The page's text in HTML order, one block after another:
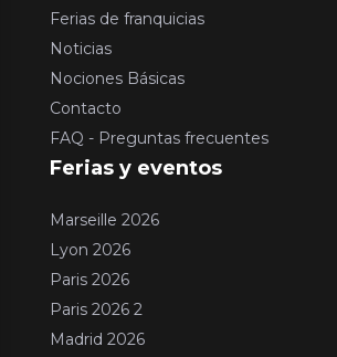
Ferias de franquicias
Noticias
Nociones Básicas
Contacto
FAQ - Preguntas frecuentes
Ferias y eventos
Marseille 2026
Lyon 2026
Paris 2026
Paris 2026 2
Madrid 2026